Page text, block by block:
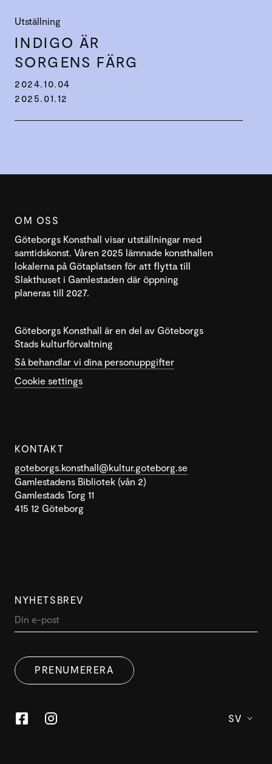
Utställning
INDIGO ÄR
SORGENS FÄRG
2024.10.04
2025.01.12
OM OSS
Göteborgs Konsthall visar utställningar med
samtidskonst. Våren 2025 lämnade konsthallen
lokalerna på Götaplatsen för att flytta till
Slakthuset i Gamlestaden där öppning
planeras till 2027.
Göteborgs Konsthall är en del av Göteborgs
Stads kulturförvaltning
Så behandlar vi dina personuppgifter
Cookie settings
KONTAKT
goteborgs.konsthall@kultur.goteborg.se
Gamlestadens Bibliotek (vån 2)
Gamlestads Torg 11
415 12 Göteborg
NYHETSBREV
PRENUMERERA
SV
COOKIES
webbplats samtycker du till alla cookies i enlighet med
vår cookiepolicy.